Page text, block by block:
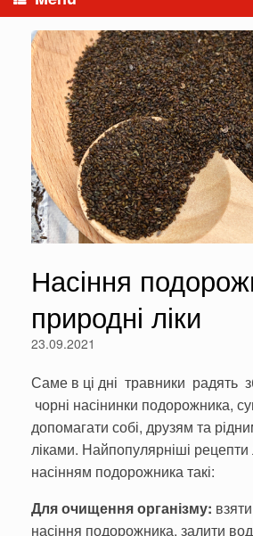
Насіння
природні ліки
23.09.2021
Саме в ці дні травники радять
чорні насінинки подорожника,
допома­гати собі, друзям та
ліками. Найпопулярніші рецепти
насінням подорожника такі:
Для очищення організму:
насіння подорожника, залити